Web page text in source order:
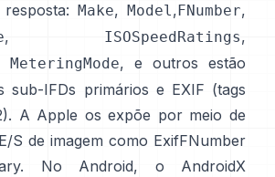
Make, Model,FNumber,
, ISOSpeedRatings,
MeteringMode, e outros estão
sub-IFDs primários e EXIF (tags
). A Apple os expõe por meio de
S de imagem como ExifFNumber
. No Android, o AndroidX